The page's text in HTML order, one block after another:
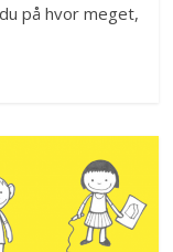
på hvor meget,